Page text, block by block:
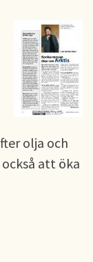
olja och
att öka